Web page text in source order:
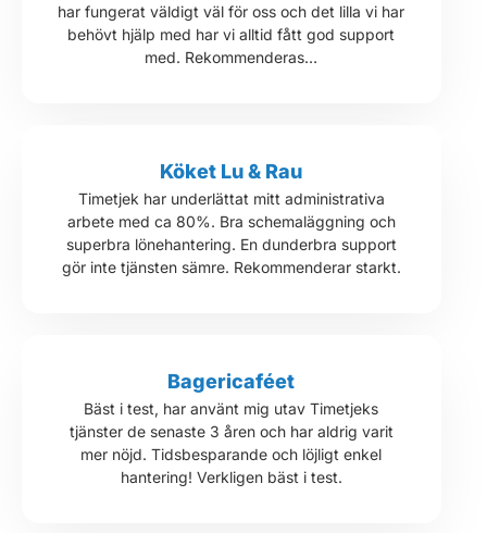
har fungerat väldigt väl för oss och det lilla vi har
behövt hjälp med har vi alltid fått god support
med. Rekommenderas…
Köket Lu & Rau
Timetjek har underlättat mitt administrativa
arbete med ca 80%. Bra schemaläggning och
superbra lönehantering. En dunderbra support
gör inte tjänsten sämre. Rekommenderar starkt.
Bagericaféet
Bäst i test, har använt mig utav Timetjeks
tjänster de senaste 3 åren och har aldrig varit
mer nöjd. Tidsbesparande och löjligt enkel
hantering! Verkligen bäst i test.